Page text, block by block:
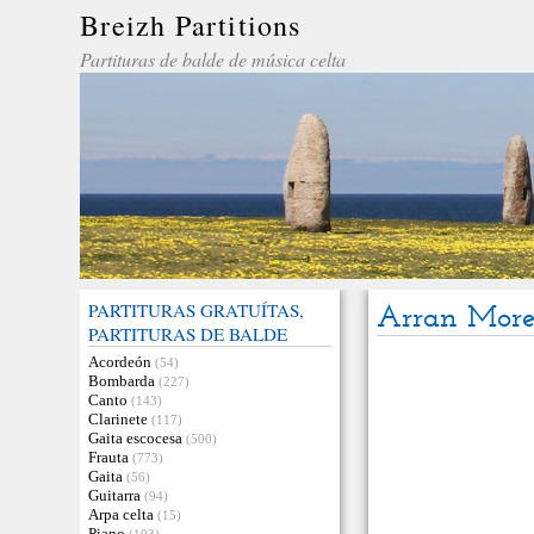
Breizh Partitions
Partituras de balde de música celta
PARTITURAS GRATUÍTAS,
PARTITURAS DE BALDE
Acordeón (54)
Bombarda (227)
Canto (143)
Clarinete (117)
Gaita escocesa (500)
Frauta (773)
Gaita (56)
Guitarra (94)
Arpa celta (15)
Arran